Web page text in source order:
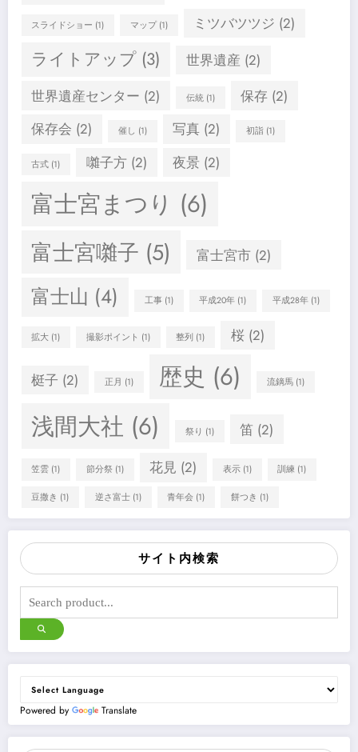
スライドショー (1) マップ(1) ミツバツツジ (2)
ライトアップ (3) 世界遺産 (2)
世界遺産センター (2) 伝統(1) 保存 (2)
保存会 (2) 催し (1) 写真 (2) 初詣(1)
古式 (1) 囃子方(2) 夜景 (2)
富士宮まつり (6)
富士宮囃子 (5) 富士宮市(2)
富士山 (4) 工事(1) 平成20年 (1) 平成28年(1)
拡大 (1) 撮影ポイント (1) 整列 (1) 桜(2)
梃子 (2) 正月 (1) 歴史 (6) 流鏑馬(1)
浅間大社 (6) 祭り (1) 笛 (2)
笠雲 (1) 節分祭(1) 花見 (2) 表示(1) 訓練 (1)
豆撒き (1) 逆さ富士(1) 青年会 (1) 餅つき (1)
サイト内検索
Powered by Translate